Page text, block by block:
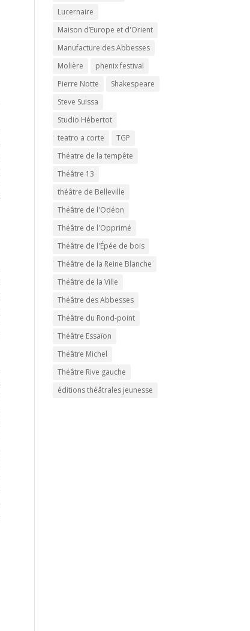
Lucernaire
Maison d’Europe et d'Orient
Manufacture des Abbesses
Molière
phenix festival
Pierre Notte
Shakespeare
Steve Suissa
Studio Hébertot
teatro a corte
TGP
Théatre de la tempête
Théâtre 13
théâtre de Belleville
Théâtre de l'Odéon
Théâtre de l'Opprimé
Théâtre de l'Épée de bois
Théâtre de la Reine Blanche
Théâtre de la Ville
Théâtre des Abbesses
Théâtre du Rond-point
Théâtre Essaïon
Théâtre Michel
Théâtre Rive gauche
éditions théâtrales jeunesse